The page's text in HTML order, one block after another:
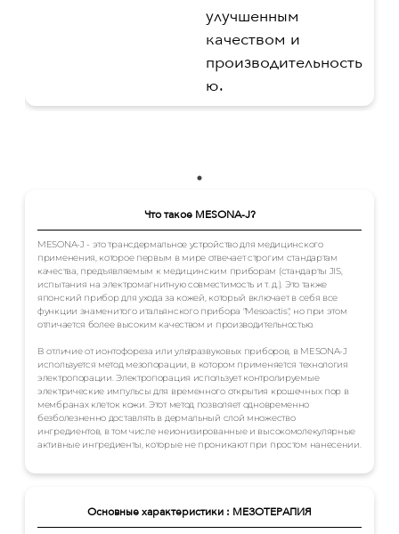
улучшенным
качеством и
производительность
ю.
Что такое MESONA-J?
MESONA-J - это трансдермальное устройство для медицинского
применения, которое первым в мире отвечает строгим стандартам
качества, предъявляемым к медицинским приборам (стандарты JIS,
испытания на электромагнитную совместимость и т. д.). Это также
японский прибор для ухода за кожей, который включает в себя все
функции знаменитого итальянского прибора "Mesoactis", но при этом
отличается более высоким качеством и производительностью.
В отличие от ионтофореза или ультразвуковых приборов, в MESONA-J
используется метод мезопорации, в котором применяется технология
электропорации. Электропорация использует контролируемые
электрические импульсы для временного открытия крошечных пор в
мембранах клеток кожи. Этот метод позволяет одновременно
безболезненно доставлять в дермальный слой множество
ингредиентов, в том числе неионизированные и высокомолекулярные
активные ингредиенты, которые не проникают при простом нанесении.
Основные характеристики : МЕЗОТЕРАПИЯ